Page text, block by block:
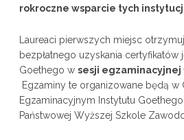
rokroczne wsparcie tych
Laureaci pierwszych miejsc
bezpłatnego uzyskania
Goethego w sesji egzaminacyjnej
Egzaminy te organizowane będą w
Egzaminacyjnym Instytutu
Państwowej Wyższej Szkole